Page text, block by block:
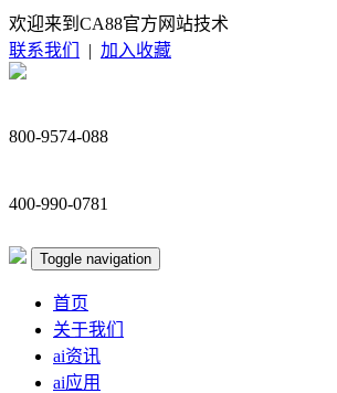
欢迎来到CA88官方网站技术
联系我们
| 加入收藏
800-9574-088
400-990-0781
Toggle navigation
首页
关于我们
ai资讯
ai应用